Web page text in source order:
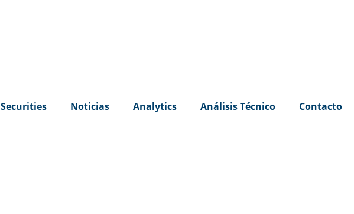
Securities Noticias Analytics Análisis Técnico Contacto